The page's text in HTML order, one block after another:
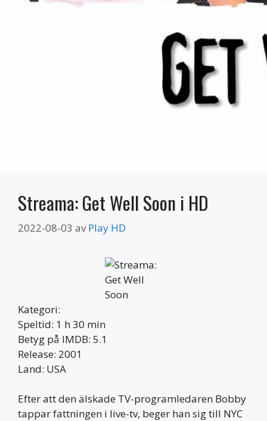
Streama: Get Well Soon i HD
2022-08-03 avPlay HD
Kategori:
Speltid: 1 h 30 min
Betyg på IMDB: 5.1
Release: 2001
Land: USA
Efter att den älskade TV-programledaren Bobby
tappar fattningen i live-tv, beger han sig till NYC